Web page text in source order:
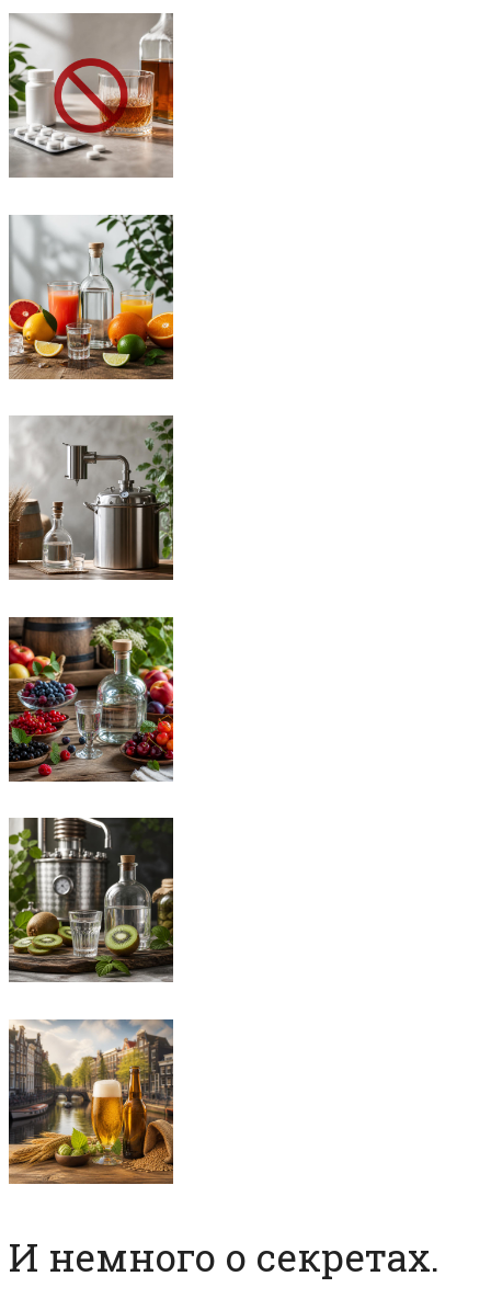
И немного о секретах.